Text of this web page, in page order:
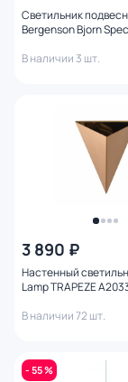
Светильник
Bergenson Bjorn
В наличии 3 шт.
3 890 ₽
Настенный
Lamp TRAPEZE
В наличии 72 шт.
- 55 %